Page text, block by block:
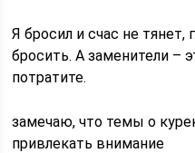
Я бросил и счас не тянет,
бросить. А заменители –
потратите.
замечаю, что темы о
привлекать внимание